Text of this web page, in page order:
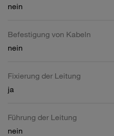
nein
Befestigung von Kabeln
nein
Fixierung der Leitung
ja
Führung der Leitung
nein